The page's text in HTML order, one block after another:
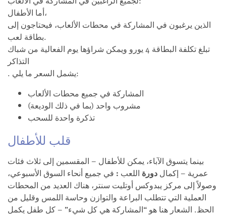
أما الأطفال،
الذين يرغبون في المشاركة في محطات الألعاب، فيحتاجون إلى
بطاقة لعب.
تبلغ تكلفة البطاقة 4 يورو ويمكن شراؤها يوم الفعالية من شباك
التذاكر
. يشمل السعر ما يلي:
المشاركة في جميع محطات الألعاب
مشروب واحد (بما في ذلك الوديعة)
تذكرة واحدة للسحب
قلب للأطفال
بينما يتسوق الآباء، يمكن للأطفال – المقسمين إلى ثلاث فئات
عمرية – إكمال دورة اللعب : في جميع أنحاء السوق الأسبوعي،
وصولاً إلى مركز يبدوكس أوتليت سنتر، هناك العديد من المحطات
العملية التي تتطلب البراعة والتوازن وحاسة اللمس وقليل من
الحظ. الشعار هنا هو “المشاركة هي كل شيء” – كل طفل يكمل